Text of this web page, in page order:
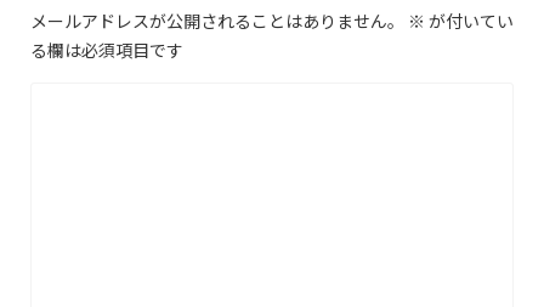
メールアドレスが公開されることはありません。 ※ が付いてい
る欄は必須項目です